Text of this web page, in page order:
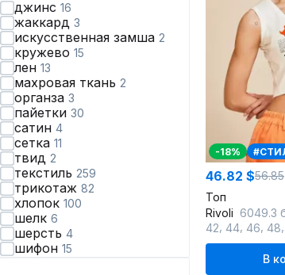
джинс 16
жаккард 3
искусственная замша 2
кружево 15
лен 13
махровая ткань 2
органза 3
пайетки 30
сатин 4
сетка 11
твид 2
текстиль 259
трикотаж 82
хлопок 100
шелк 6
шерсть 4
шифон 15
-18%
46.82 $56.85
Топ
Rivoli 6049.3
42 44 46 48
В